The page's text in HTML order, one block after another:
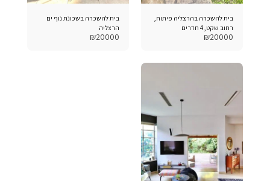
בית להשכרה בהרצליה פיתוח,
רחוב שקט, 4 חדרים
₪20000
בית להשכרה בשכונת נוף ים
הרצליה
₪20000